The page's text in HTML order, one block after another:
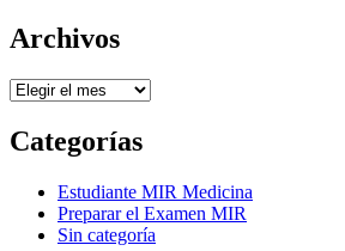
Archivos
Archivos
Categorías
Estudiante MIR Medicina
Preparar el Examen MIR
Sin categoría